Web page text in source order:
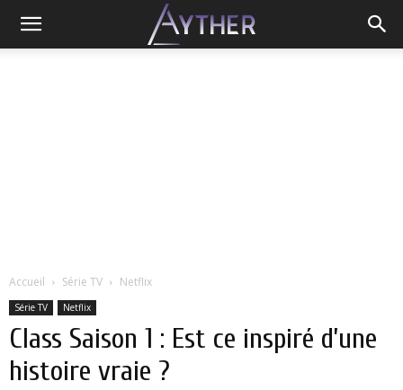
Accueil Série TV Netflix
Série TV Netflix
Class Saison 1 : Est ce inspiré d’une
histoire vraie ?